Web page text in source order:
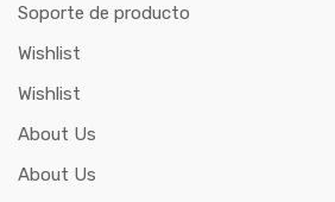
Soporte de producto
Wishlist
Wishlist
About Us
About Us